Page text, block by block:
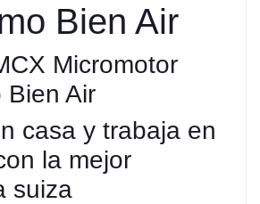
Bien Air
Micromotor
Bien Air
casa y trabaja en
la mejor
suiza